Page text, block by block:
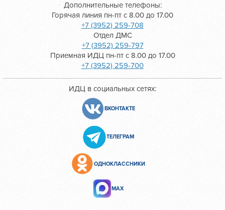
Дополнительные телефоны:
Горячая линия пн-пт с 8.00 до 17.00
+7 (3952) 259-708
Отдел ДМС
+7 (3952) 259-797
Приемная ИДЦ пн-пт с 8.00 до 17.00
+7 (3952) 259-700
ИДЦ в социальных сетях:
ВКОНТАКТЕ
ТЕЛЕГРАМ
ОДНОКЛАССНИКИ
МАХ